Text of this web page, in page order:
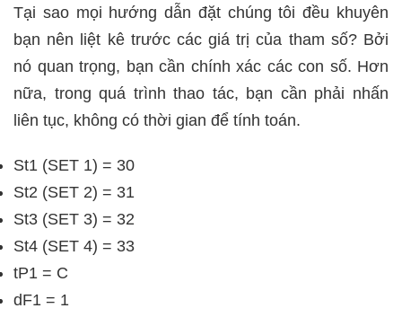
Tại sao mọi hướng dẫn đặt chúng tôi đều khuyên
bạn nên liệt kê trước các giá trị của tham số? Bởi
nó quan trọng, bạn cần chính xác các con số. Hơn
nữa, trong quá trình thao tác, bạn cần phải nhấn
liên tục, không có thời gian để tính toán.
St1 (SET 1) = 30
St2 (SET 2) = 31
St3 (SET 3) = 32
St4 (SET 4) = 33
tP1 = C
dF1 = 1